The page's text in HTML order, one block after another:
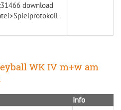
download
WK IV m+w am
Info